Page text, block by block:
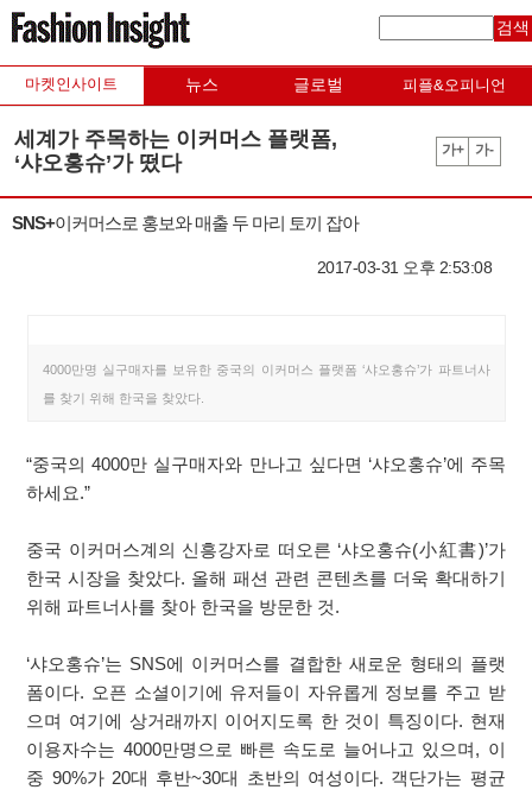
검색
마켓인사이트 뉴스 글로벌 피플&오피니언
세계가 주목하는 이커머스 플랫폼,
‘샤오홍슈’가 떴다
가+ 가-
SNS+이커머스로 홍보와 매출 두 마리 토끼 잡아
2017-03-31 오후 2:53:08
4000만명 실구매자를 보유한 중국의 이커머스 플랫폼 ‘샤오홍슈’가 파트너사
를 찾기 위해 한국을 찾았다.
“중국의 4000만 실구매자와 만나고 싶다면 ‘샤오홍슈’에 주목
하세요.”
중국 이커머스계의 신흥강자로 떠오른 ‘샤오홍슈(小紅書)’가
한국 시장을 찾았다. 올해 패션 관련 콘텐츠를 더욱 확대하기
위해 파트너사를 찾아 한국을 방문한 것.
‘샤오홍슈’는 SNS에 이커머스를 결합한 새로운 형태의 플랫
폼이다. 오픈 소셜이기에 유저들이 자유롭게 정보를 주고 받
으며 여기에 상거래까지 이어지도록 한 것이 특징이다. 현재
이용자수는 4000만명으로 빠른 속도로 늘어나고 있으며, 이
중 90%가 20대 후반~30대 초반의 여성이다. 객단가는 평균